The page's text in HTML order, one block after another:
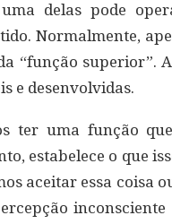
delas pode
Normalmente,
“função superior”.
e desenvolvidas.
ter uma função
estabelece o que
aceitar essa coisa
inconsciente